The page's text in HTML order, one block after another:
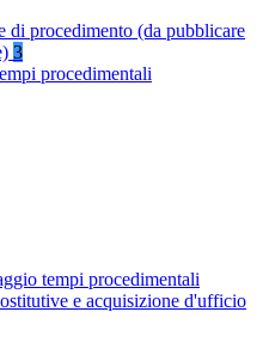
di procedimento (da pubblicare
3
procedimentali
tempi procedimentali
e acquisizione d'ufficio